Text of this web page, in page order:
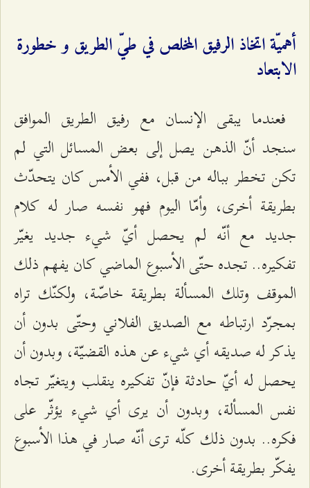
أهميّة اتخاذ الرفيق المخلص في طيّ الطريق و خطورة
الابتعاد
فعندما يبقى الإنسان مع رفيق الطريق الموافق
سنجد أنّ الذهن يصل إلى بعض المسائل التي لم
تكن تخطر بباله من قبل، ففي الأمس كان يتحدّث
بطريقة أخرى، وأمّا اليوم فهو نفسه صار له كلام
جديد مع أنّه لم يحصل أيّ شيء جديد يغيّر
تفكيره.. تجده حتّى الأسبوع الماضي كان يفهم ذلك
الموقف وتلك المسألة بطريقة خاصّة، ولكنّك تراه
بمجرّد ارتباطه مع الصديق الفلاني وحتّى بدون أن
يذكر له صديقه أي شيء عن هذه القضيّة، وبدون أن
يحصل له أيّ حادثة فإنّ تفكيره ينقلب ويتغيّر تجاه
نفس المسألة، وبدون أن يرى أي شيء يؤثّر على
فكره.. بدون ذلك كلّه ترى أنّه صار في هذا الأسبوع
يفكّر بطريقة أخرى.